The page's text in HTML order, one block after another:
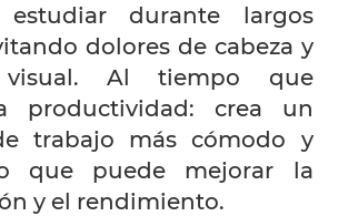
durante largos
dolores de cabeza y
visual. Al tiempo que
productividad: crea un
trabajo más cómodo y
que puede mejorar la
y el rendimiento.